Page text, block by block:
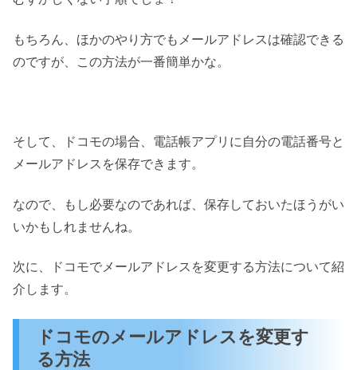
もちろん、ほかのやり方でもメールアドレスは確認できる
のですが、この方法が一番簡単かな。
そして、ドコモの場合、電話帳アプリに自分の電話番号と
メールアドレスを保存できます。
なので、もし必要なのであれば、保存しておいたほうがい
いかもしれませんね。
次に、ドコモでメールアドレスを変更する方法について紹
介します。
ドコモのメールアドレスを変更す
る方法